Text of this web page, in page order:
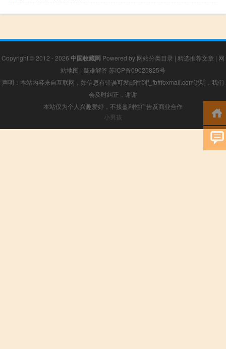
Copyright © 2012 - 2026 中国收藏网 Powered by 网站分类目录 | 精选推荐文章 | 网
站地图 | 疑难解答 苏ICP备09025825号
声明：本站内容来自互联网，如信息有错误可发邮件到f_fb#foxmail.com说明，我们
会及时纠正，谢谢
本站仅为个人兴趣爱好，不接盈利性广告及商业合作
小男孩